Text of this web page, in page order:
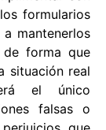
formularios
mantenerlos
forma que
situación real
el único
falsas o